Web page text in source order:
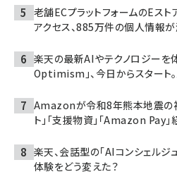
老舗ECプラットフォームのEスト
アクセス、885万件の個人情報
楽天の最新AIやテクノロジーを
Optimism」、今日からスタート
Amazonが令和8年熊本地震の
ト」「支援物資」「Amazon Pay
楽天、会話型の「AIコンシェルジ
体験をどう変えた？